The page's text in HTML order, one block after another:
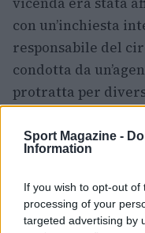
Sport Magazine -
Information
If you wish to opt-out
processing of your
targeted advertising by
con un’inchiesta
responsabile del
condotta da
protratta per
delle norme
procedurale ha
nell’informazione